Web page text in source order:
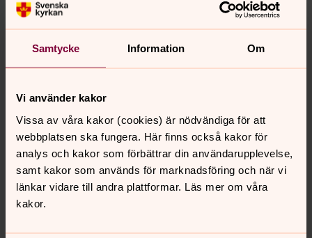
Samtycke Information Om
Vi använder kakor
Vissa av våra kakor (cookies) är nödvändiga för att
webbplatsen ska fungera. Här finns också kakor för
analys och kakor som förbättrar din användarupplevelse,
samt kakor som används för marknadsföring och när vi
länkar vidare till andra plattformar. Läs mer om våra
kakor.
Vecka 33
mån
10
tis
11
ons
12
tor
13
fre
14
lör
15
sön
16